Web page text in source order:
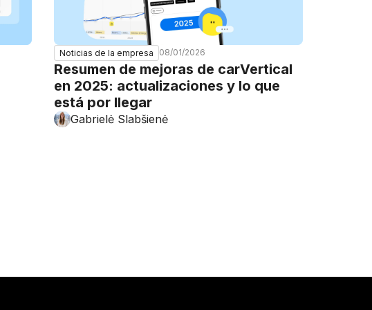
Noticias de la empresa 08/01/2026
Resumen de mejoras de carVertical
en 2025: actualizaciones y lo que
está por llegar
Gabrielė Slabšienė